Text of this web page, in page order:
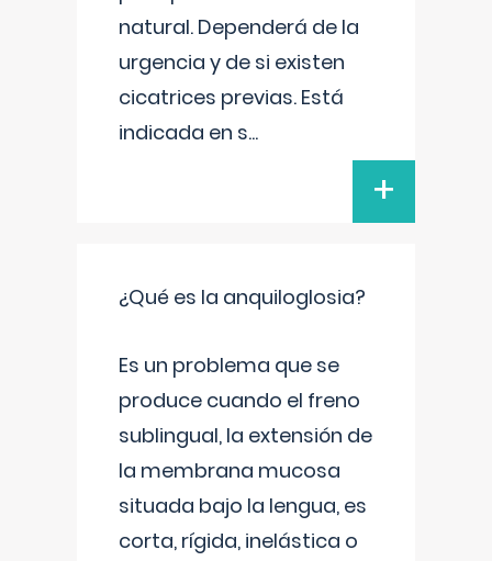
natural. Dependerá de la
urgencia y de si existen
cicatrices previas. Está
indicada en s...
+
¿Qué es la anquiloglosia?
Es un problema que se
produce cuando el freno
sublingual, la extensión de
la membrana mucosa
situada bajo la lengua, es
corta, rígida, inelástica o